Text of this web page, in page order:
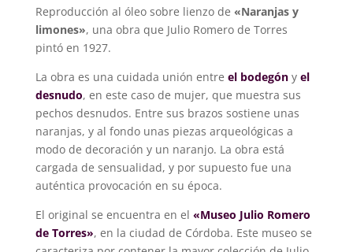
Reproducción al óleo sobre lienzo de «Naranjas y
limones», una obra que Julio Romero de Torres
pintó en 1927.
La obra es una cuidada unión entre el bodegóny el
desnudo, en este caso de mujer, que muestra sus
pechos desnudos. Entre sus brazos sostiene unas
naranjas, y al fondo unas piezas arqueológicas a
modo de decoración y un naranjo. La obra está
cargada de sensualidad, y por supuesto fue una
auténtica provocación en su época.
El original se encuentra en el «Museo Julio Romero
de Torres», en la ciudad de Córdoba. Este museo se